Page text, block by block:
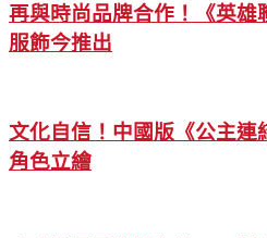
再與時尚品牌合作！《英雄
服飾今推出
文化自信！中國版《公主連
角色立繪